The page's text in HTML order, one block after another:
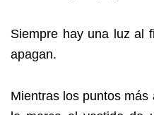
Siempre hay una luz al
apagan.
Mientras los puntos más